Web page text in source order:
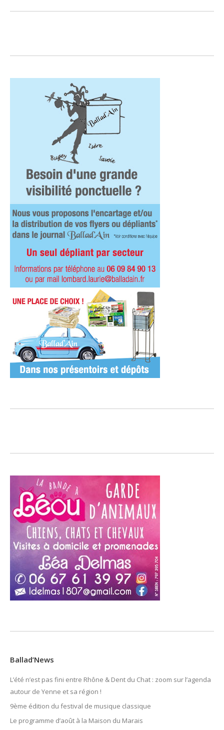
Ballad’News
L’été n’est pas fini entre Rhône & Dent du Chat : zoom sur l’agenda
autour de Yenne et sa région !
9ème édition du festival de musique classique
Le programme d’août à la Maison du Marais